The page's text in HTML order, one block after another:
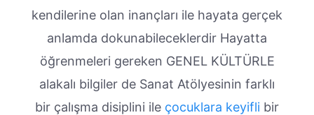
kendilerine olan inançları ile hayata gerçek
anlamda dokunabileceklerdir Hayatta
öğrenmeleri gereken GENEL KÜLTÜRLE
alakalı bilgiler de Sanat Atölyesinin farklı
bir çalışma disiplini ile çocuklara keyifli bir